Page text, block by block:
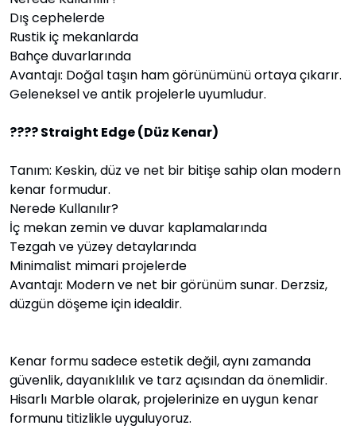
Dış cephelerde
Rustik iç mekanlarda
Bahçe duvarlarında
Avantajı: Doğal taşın ham görünümünü ortaya çıkarır.
Geleneksel ve antik projelerle uyumludur.
???? Straight Edge (Düz Kenar)
Tanım: Keskin, düz ve net bir bitişe sahip olan modern
kenar formudur.
Nerede Kullanılır?
İç mekan zemin ve duvar kaplamalarında
Tezgah ve yüzey detaylarında
Minimalist mimari projelerde
Avantajı: Modern ve net bir görünüm sunar. Derzsiz,
düzgün döşeme için idealdir.
Kenar formu sadece estetik değil, aynı zamanda
güvenlik, dayanıklılık ve tarz açısından da önemlidir.
Hisarlı Marble olarak, projelerinize en uygun kenar
formunu titizlikle uyguluyoruz.